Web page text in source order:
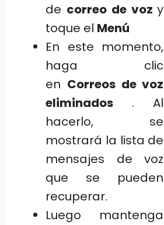
de correo de vozy
toque el Menú
En este momento,
haga clic
en Correos de voz
eliminados . Al
hacerlo, se
mostrará la lista de
mensajes de voz
que se pueden
recuperar.
Luego mantenga